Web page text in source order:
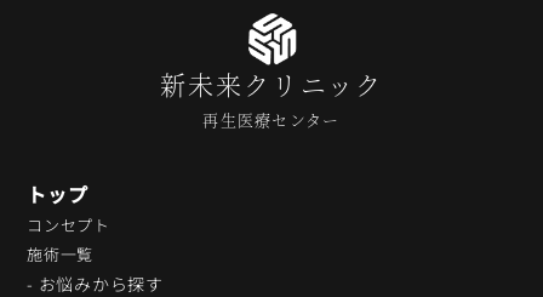
新未来クリニック
再生医療センター
トップ
コンセプト
施術一覧
- お悩みから探す